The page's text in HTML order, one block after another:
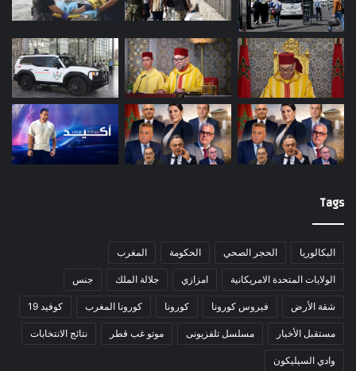
Tags
البكالوريا الحجر الصحي الحكومة المغرب
الولايات المتحدة الامريكانية امزازي جلالة الملك جنس
شقة الأرض فيروس كورونا كورونا كورونا المغرب كوفيد 19
مستقبل الأخبار مسلسل تلفزيونى موتو غب قطر نتائج الانتخابات
وادي السيليكون